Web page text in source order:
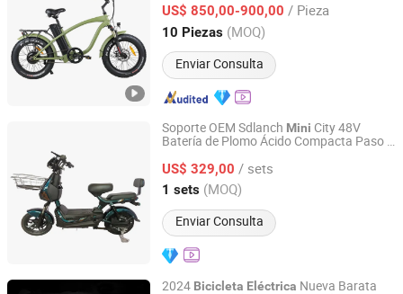
US$ 850,00-900,00 / Pieza
10 Piezas (MOQ)
Enviar Consulta
Jiangsu, China Desde 2022
Soporte OEM Sdlanch Mini City 48V
Batería de Plomo Ácido Compacta Paso a
Cómoda Montadas Urbanas
Eléctrica
US$ 329,00 / sets
1 sets (MOQ)
Enviar Consulta
SDgrand Equipment Co., Ltd
Shandong, China Desde 2025
2024 Bicicleta Eléctrica Nueva Barata